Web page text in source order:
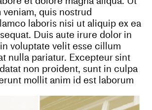
quis nostrud
laboris nisi ut aliquip ex ea
Duis aute irure dolor in
voluptate velit esse cillum
nulla pariatur. Excepteur sint
non proident, sunt in culpa
mollit anim id est laborum